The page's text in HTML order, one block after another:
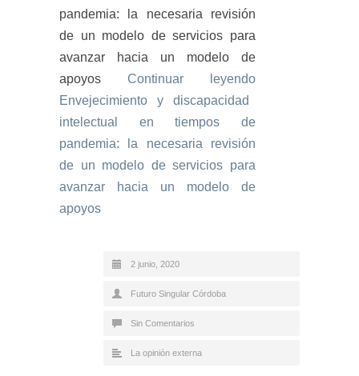
pandemia: la necesaria revisión
de un modelo de servicios para
avanzar hacia un modelo de
apoyos Continuar leyendo
Envejecimiento y discapacidad
intelectual en tiempos de
pandemia: la necesaria revisión
de un modelo de servicios para
avanzar hacia un modelo de
apoyos
2 junio, 2020
Futuro Singular Córdoba
Sin Comentarios
La opinión externa